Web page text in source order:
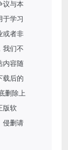
议与本
于学习
或者非
我们不
内容随
载后的
删除上
版软
侵删请